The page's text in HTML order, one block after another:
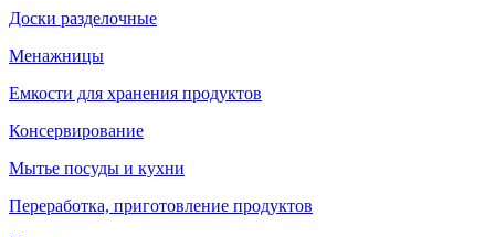
Доски разделочные
Менажницы
Емкости для хранения продуктов
Консервирование
Мытье посуды и кухни
Переработка, приготовление продуктов